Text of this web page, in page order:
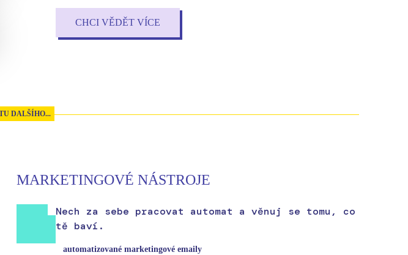
CHCI VĚDĚT VÍCE
DALŠÍHO...
MARKETINGOVÉ NÁSTROJE
Nech za sebe pracovat automat a věnuj se tomu, co
tě baví.
automatizované marketingové emaily